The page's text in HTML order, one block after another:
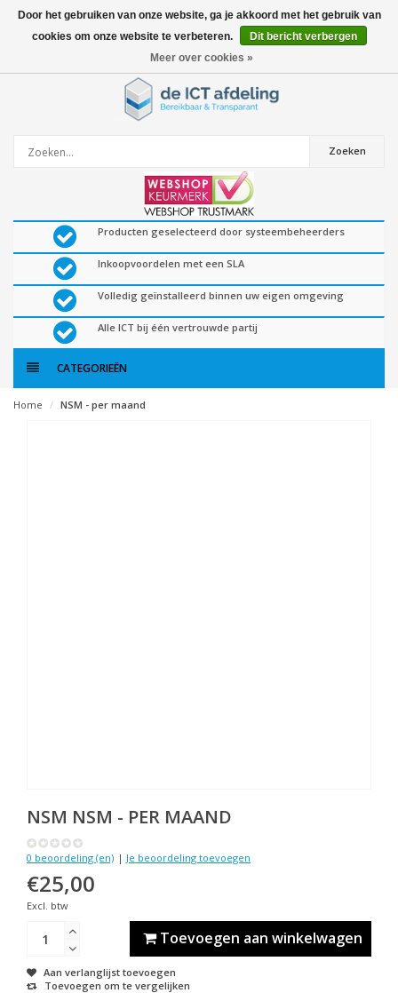
0artikelen
Zoeken
Producten geselecteerd door systeembeheerders
Inkoopvoordelen met een SLA
Volledig geïnstalleerd binnen uw eigen omgeving
Alle ICT bij één vertrouwde partij
CATEGORIEËN
Home NSM - per maand
NSM NSM - PER MAAND
0 beoordeling (en) | Je beoordeling toevoegen
€25,00
Excl. btw
Toevoegen aan winkelwagen
Aan verlanglijst toevoegen
Toevoegen om te vergelijken
Door het gebruiken van onze website, ga je akkoord met het gebruik van
cookies om onze website te verbeteren.
Dit bericht verbergen
Meer over cookies »